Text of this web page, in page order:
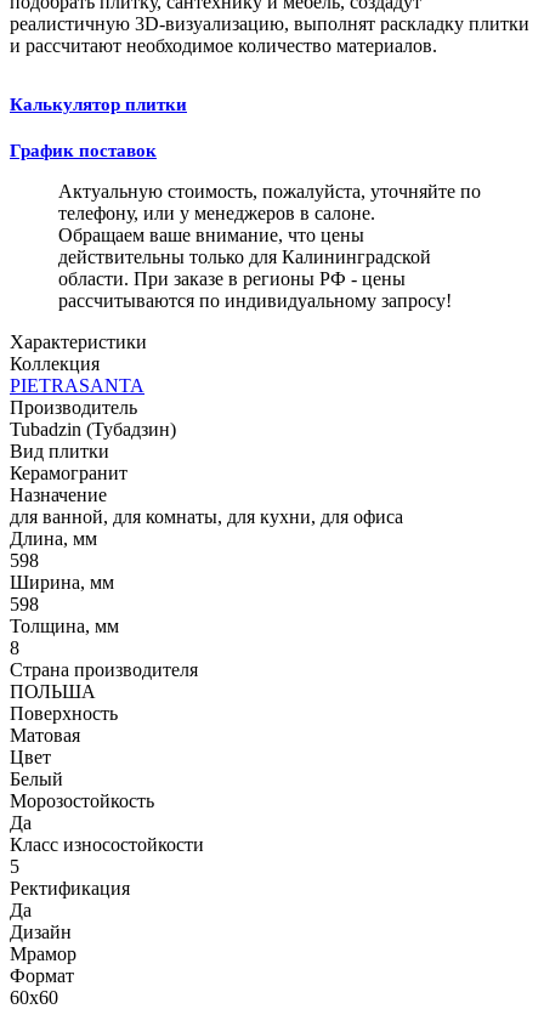
реалистичную 3D-визуализацию, выполнят раскладку плитки
и рассчитают необходимое количество материалов.
Калькулятор плитки
График поставок
Актуальную стоимость, пожалуйста, уточняйте по
телефону, или у менеджеров в салоне.
Обращаем ваше внимание, что цены
действительны только для Калининградской
области. При заказе в регионы РФ - цены
рассчитываются по индивидуальному запросу!
Характеристики
Коллекция
PIETRASANTA
Производитель
Tubadzin (Тубадзин)
Вид плитки
Керамогранит
Назначение
для ванной, для комнаты, для кухни, для офиса
Длина, мм
598
Ширина, мм
598
Толщина, мм
8
Страна производителя
ПОЛЬША
Поверхность
Матовая
Цвет
Белый
Морозостойкость
Да
Класс износостойкости
5
Ректификация
Да
Дизайн
Мрамор
Формат
60x60